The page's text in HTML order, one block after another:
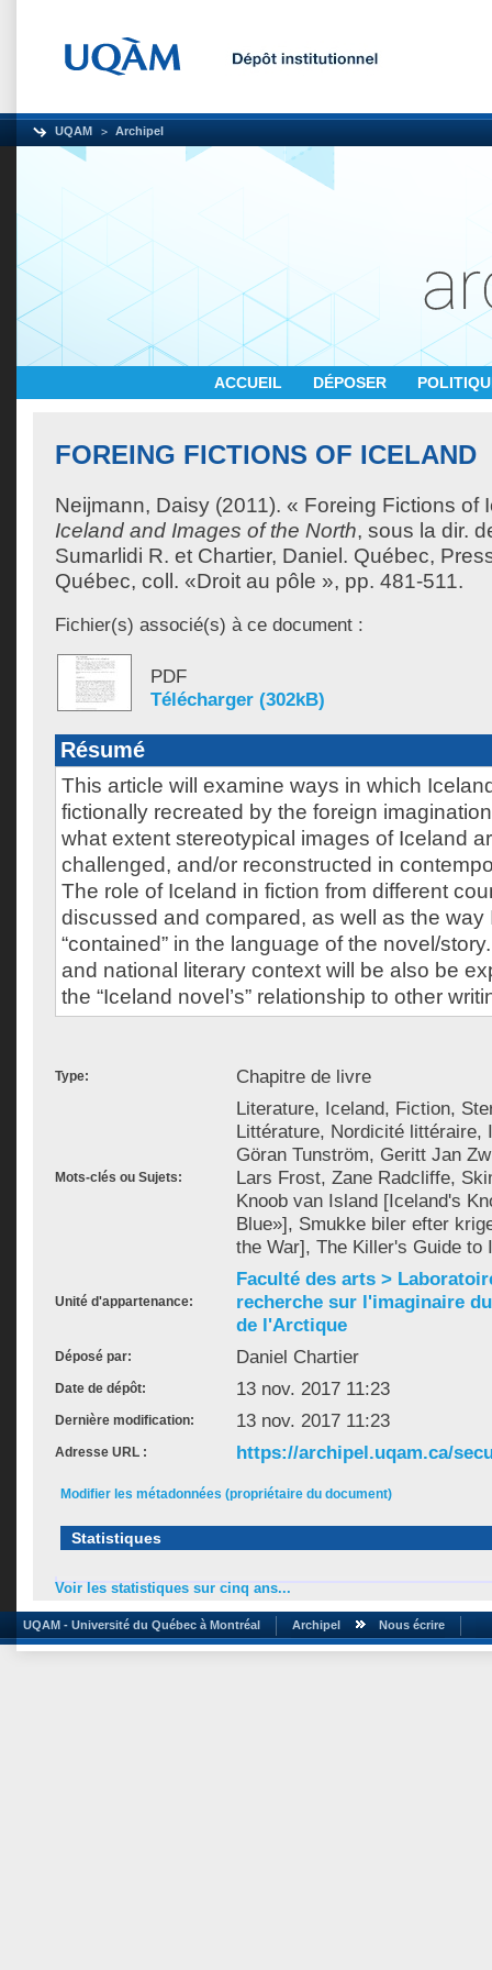
UQAM Archipel
ACCUEIL DÉPOSER
FOREING FICTIONS OF ICELAND
Neijmann, Daisy (2011). « Foreing Fictions of
Iceland and Images of the North, sous la dir.
Sumarlidi R. et Chartier, Daniel . Québec,
Québec, coll. «Droit au pôle », pp. 481-511.
Fichier(s) associé(s) à ce document :
PDF
Télécharger (302kB)
Résumé
This article will examine ways in which
fictionally recreated by the foreign
what extent stereotypical images of Iceland
challenged, and/or reconstructed in
The role of Iceland in fiction from different
discussed and compared, as well as the way
“contained” in the language of the novel/
and national literary context will be also be
the “Iceland novel’s” relationship to other
Type: Chapitre de livre
Mots-clés ou Sujets:
Literature, Iceland, Fiction,
Littérature, Nordicité littéraire,
Göran Tunström, Geritt Jan
Lars Frost, Zane Radcliffe,
Knoob van Island [Iceland's
Blue»], Smukke biler efter
the War], The Killer's Guide to
Unité d'appartenance:
Faculté des arts >
recherche sur l'imaginaire
de l'Arctique
Déposé par: Daniel Chartier
Date de dépôt: 13 nov. 2017 11:23
Dernière modification: 13 nov. 2017 11:23
Adresse URL : https://archipel.uqam.ca/
Modifier les métadonnées (propriétaire du document)
Statistiques
Voir les statistiques sur cinq ans...
UQAM - Université du Québec à Montréal Archipel Nous écrire